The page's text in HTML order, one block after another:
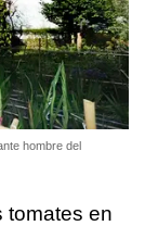
hombre del
tomates en